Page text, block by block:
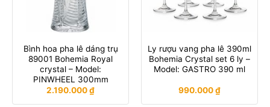
Bình hoa pha lê dáng trụ
89001 Bohemia Royal
crystal – Model:
PINWHEEL 300mm
2.190.000₫
Ly rượu vang pha lê 390ml
Bohemia Crystal set 6 ly –
Model: GASTRO 390 ml
990.000₫